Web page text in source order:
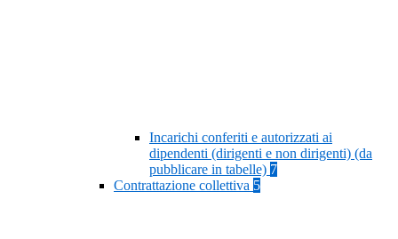
Incarichi conferiti e autorizzati ai
dipendenti (dirigenti e non dirigenti) (da
pubblicare in tabelle) 7
Contrattazione collettiva 5